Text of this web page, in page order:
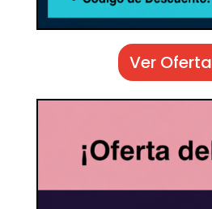
Ver Oferta